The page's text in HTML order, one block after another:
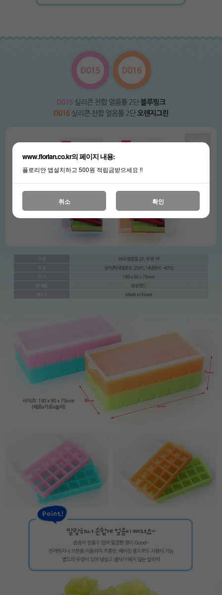
www.florian.co.kr의 페이지 내용:
플로리안 앱설치하고 500원 적립금받으세요 !!
취소 확인